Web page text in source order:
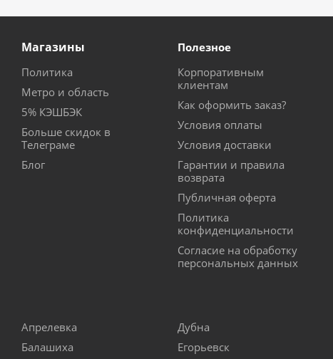
Магазины
Политика
Метро и область
5% КЭШБЭК
Больше скидок в
Телеграме
Блог
Полезное
Корпоративным
клиентам
Как оформить заказ?
Условия оплаты
Условия доставки
Гарантии и правила
возврата
Публичная оферта
Политика
конфиденциальности
Согласие на обработку
персональных данных
Апрелевка
Балашиха
Дубна
Егорьевск